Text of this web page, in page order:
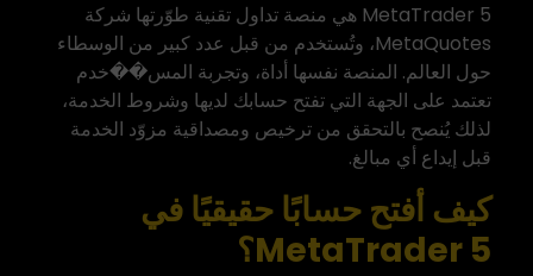
MetaTrader 5 هي منصة تداول تقنية طوّرتها شركة
MetaQuotes، وتُستخدم من قبل عدد كبير من الوسطاء
حول العالم. المنصة نفسها أداة، وتجربة المس��خدم
تعتمد على الجهة التي تفتح حسابك لديها وشروط الخدمة،
لذلك يُنصح بالتحقق من ترخيص ومصداقية مزوّد الخدمة
قبل إيداع أي مبالغ.
كيف أفتح حسابًا حقيقيًا في
MetaTrader 5؟